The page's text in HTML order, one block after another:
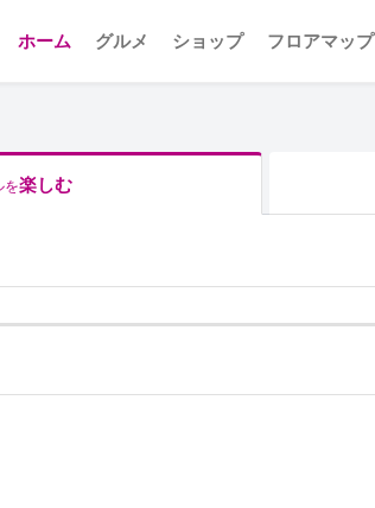
ホーム グルメ ショップ フロアマップ
を楽しむ